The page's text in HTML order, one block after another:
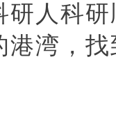
研人科
港湾，